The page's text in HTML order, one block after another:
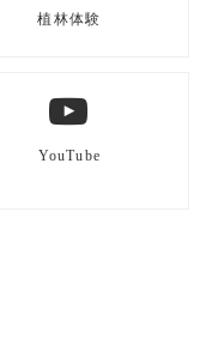
植林体験
YouTube